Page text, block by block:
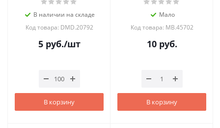
В наличии на складе
Код товара: DMD.20792
5руб./шт
В корзину
Мало
Код товара: MB.45702
10руб.
В корзину